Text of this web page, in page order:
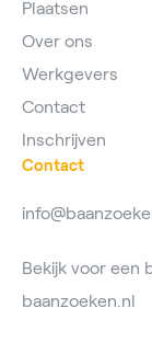
Plaatsen
Over ons
Werkgevers
Contact
Inschrijven
Contact
Bekijk voor een
baanzoeken.nl